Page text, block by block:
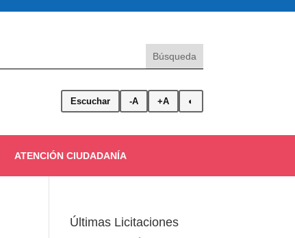
Escuchar -A +A ◐
ATENCIÓN CIUDADANÍA
Últimas Licitaciones